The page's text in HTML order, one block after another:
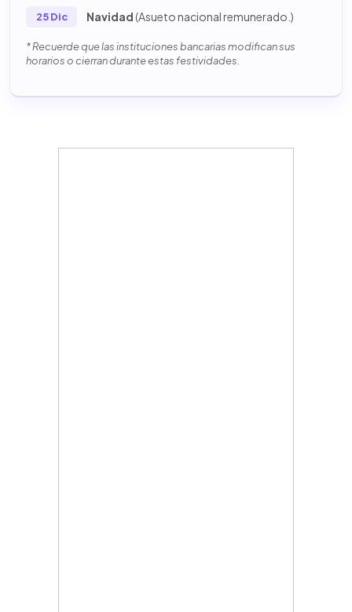
25 Dic Navidad(Asueto nacional remunerado.)
* Recuerde que las instituciones bancarias modifican sus
horarios o cierran durante estas festividades.